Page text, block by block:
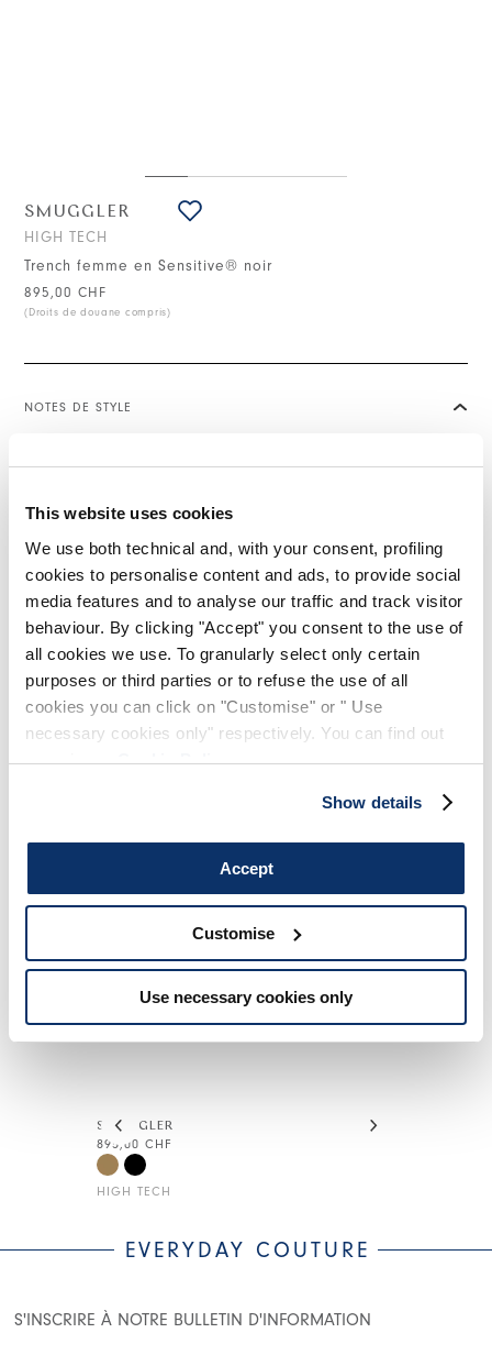
This website uses cookies
We use both technical and, with your consent, profiling
cookies to personalise content and ads, to provide social
media features and to analyse our traffic and track visitor
behaviour. By clicking "Accept" you consent to the use of
all cookies we use. To granularly select only certain
purposes or third parties or to refuse the use of all
cookies you can click on "Customise" or " Use
necessary cookies only" respectively. You can find out
more in ourCookie Policy.
Show details
Accept
Customise
Use necessary cookies only
SMUGGLER
HIGH TECH
Trench femme en Sensitive® noir
895,00 CHF
(Droits de douane compris)
NOTES DE STYLE
Le trench Smuggler noir longueur mi-mollet un manteau à
contemporaine et technique grâce à l’utilisation du Sensitive®
design est valorisé par de longs pattes d’épaule et par un
revers à double épaisseur qui en renforce le caractère
• Double boutonnage, col à revers à double épaisseur.
• Ceinture à la taille.
• Pattes sur les épaules et poignets avec boutons.
• Sensitive® bonded, poids léger, toucher technique.
COMPLETE THE LOOK
SMUGGLER
HIGH TECH
895,00 CHF
EVERYDAY COUTURE
S'INSCRIRE À NOTRE BULLETIN D'INFORMATION